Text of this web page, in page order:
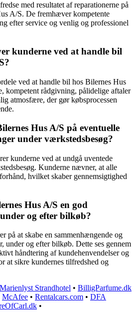
med resultatet af reparationerne på
A/S. De fremhæver kompetente
efter service og venlig og professionel
kunderne ved at handle bil
ved at handle bil hos Bilernes Hus
kompetent rådgivning, pålidelige aftaler
atmosfære, der gør købsprocessen
Hus A/S på eventuelle
under værkstedsbesøg?
kunderne ved at undgå uventede
Kunderne nævner, at alle
hvilket skaber gennemsigtighed
Hus A/S en god
og efter bilkøb?
på at skabe en sammenhængende og
under og efter bilkøb. Dette ses gennem
håndtering af kundehenvendelser og
at sikre kundernes tilfredshed og
Marienlyst Strandhotel • BilligParfume.dk
McAfee • Rentalcars.com • DFA
•